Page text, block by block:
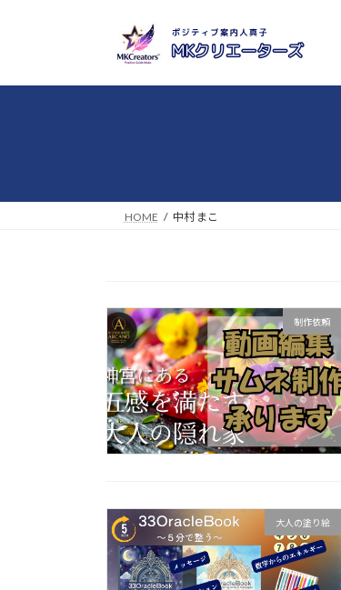
プ
動
HOME 中村 まこ
制作依頼
大人の塗り絵